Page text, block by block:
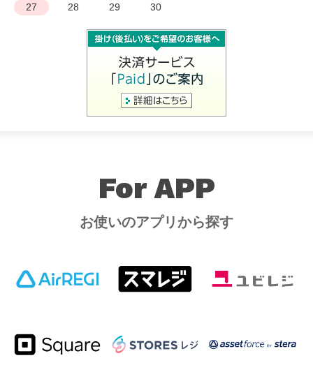
27 28 29 30
For APP
お使いのアプリから探す